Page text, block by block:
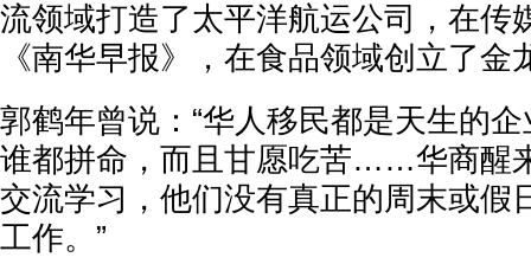
流领域打造了太平洋航运公司，在传
《南华早报》，在食品领域创立了金
郭鹤年曾说：“华人移民都是天生的
谁都拼命，而且甘愿吃苦……华商醒
交流学习，他们没有真正的周末或假
工作。”